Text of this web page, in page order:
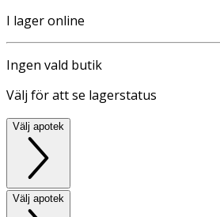
I lager online
Ingen vald butik
Välj för att se lagerstatus
Välj apotek
Välj apotek